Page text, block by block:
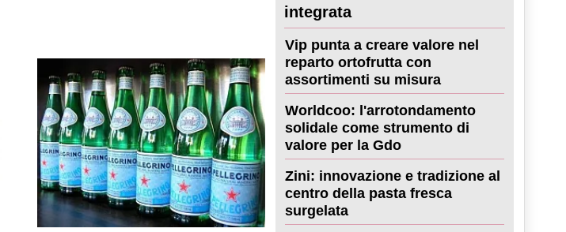
integrata
Vip punta a creare valore nel
reparto ortofrutta con
assortimenti su misura
Worldcoo: l'arrotondamento
solidale come strumento di
valore per la Gdo
Zini: innovazione e tradizione al
centro della pasta fresca
surgelata